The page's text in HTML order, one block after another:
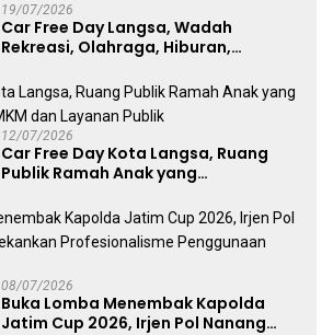
19/07/2026
Car Free Day Langsa, Wadah
Rekreasi, Olahraga, Hiburan,
UMKM
12/07/2026
Car Free Day Kota Langsa, Ruang
Publik Ramah Anak yang
Publik
08/07/2026
Buka Lomba Menembak Kapolda
Jatim Cup 2026, Irjen Pol Nanang